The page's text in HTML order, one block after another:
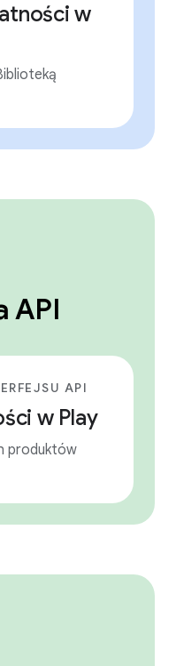
w
API
API
w Play
produktów